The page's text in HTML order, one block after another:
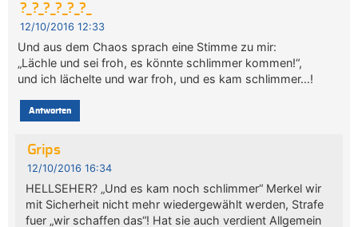
?_?_?_?_?_?_
12/10/2016 12:33
Und aus dem Chaos sprach eine Stimme zu mir:
„Lächle und sei froh, es könnte schlimmer kommen!“,
und ich lächelte und war froh, und es kam schlimmer…!
Antworten
Grips
12/10/2016 16:34
HELLSEHER? „Und es kam noch schlimmer“ Merkel wir
mit Sicherheit nicht mehr wiedergewählt werden, Strafe
fuer „wir schaffen das“! Hat sie auch verdient Allgemein